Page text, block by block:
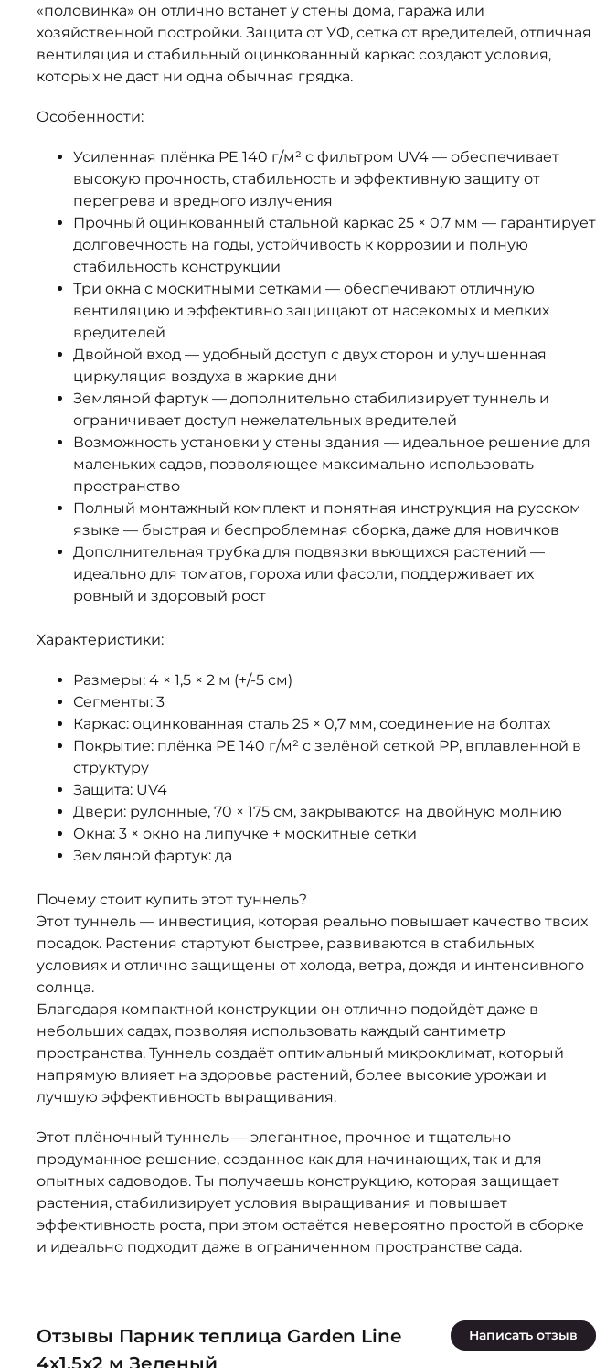
«половинка» он отлично встанет у стены дома, гаража или
хозяйственной постройки. Защита от УФ, сетка от вредителей, отличная
вентиляция и стабильный оцинкованный каркас создают условия,
которых не даст ни одна обычная грядка.
Особенности:
Усиленная плёнка PE 140 г/м² с фильтром UV4 — обеспечивает
высокую прочность, стабильность и эффективную защиту от
перегрева и вредного излучения
Прочный оцинкованный стальной каркас 25 × 0,7 мм — гарантирует
долговечность на годы, устойчивость к коррозии и полную
стабильность конструкции
Три окна с москитными сетками — обеспечивают отличную
вентиляцию и эффективно защищают от насекомых и мелких
вредителей
Двойной вход — удобный доступ с двух сторон и улучшенная
циркуляция воздуха в жаркие дни
Земляной фартук — дополнительно стабилизирует туннель и
ограничивает доступ нежелательных вредителей
Возможность установки у стены здания — идеальное решение для
маленьких садов, позволяющее максимально использовать
пространство
Полный монтажный комплект и понятная инструкция на русском
языке — быстрая и беспроблемная сборка, даже для новичков
Дополнительная трубка для подвязки вьющихся растений —
идеально для томатов, гороха или фасоли, поддерживает их
ровный и здоровый рост
Характеристики:
Размеры: 4 × 1,5 × 2 м (+/-5 см)
Сегменты: 3
Каркас: оцинкованная сталь 25 × 0,7 мм, соединение на болтах
Покрытие: плёнка PE 140 г/м² с зелёной сеткой PP, вплавленной в
структуру
Защита: UV4
Двери: рулонные, 70 × 175 см, закрываются на двойную молнию
Окна: 3 × окно на липучке + москитные сетки
Земляной фартук: да
Почему стоит купить этот туннель?
Этот туннель — инвестиция, которая реально повышает качество твоих
посадок. Растения стартуют быстрее, развиваются в стабильных
условиях и отлично защищены от холода, ветра, дождя и интенсивного
солнца.
Благодаря компактной конструкции он отлично подойдёт даже в
небольших садах, позволяя использовать каждый сантиметр
пространства. Туннель создаёт оптимальный микроклимат, который
напрямую влияет на здоровье растений, более высокие урожаи и
лучшую эффективность выращивания.
Этот плёночный туннель — элегантное, прочное и тщательно
продуманное решение, созданное как для начинающих, так и для
опытных садоводов. Ты получаешь конструкцию, которая защищает
растения, стабилизирует условия выращивания и повышает
эффективность роста, при этом остаётся невероятно простой в сборке
и идеально подходит даже в ограниченном пространстве сада.
Отзывы Парник теплица Garden Line
4x1,5x2 м Зеленый
Написать отзыв